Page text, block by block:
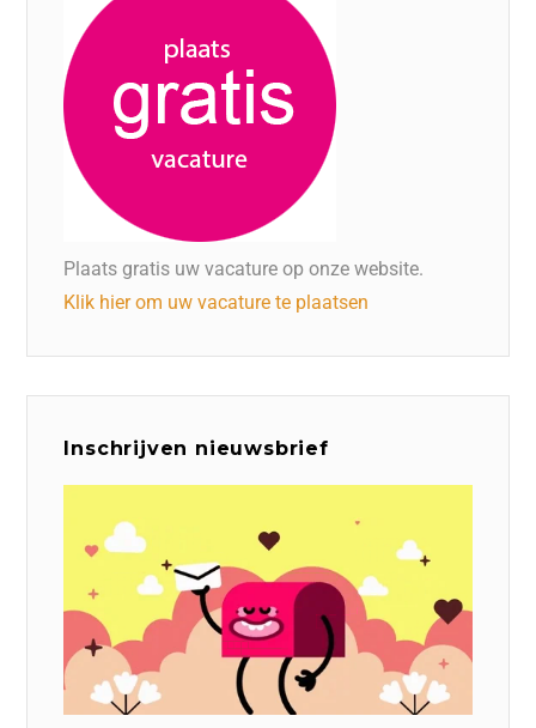
Plaats gratis uw vacature op onze website.
Klik hier om uw vacature te plaatsen
Inschrijven nieuwsbrief